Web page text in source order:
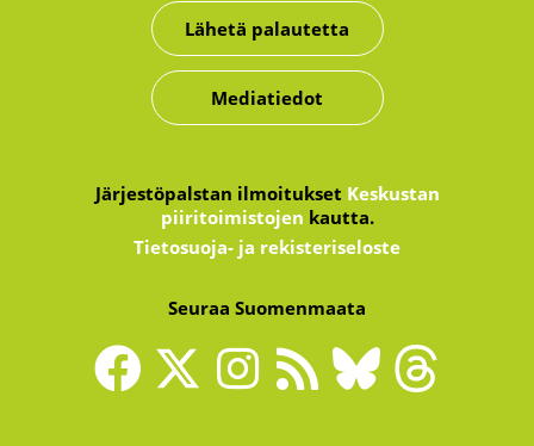
Lähetä palautetta
Mediatiedot
Järjestöpalstan ilmoitukset Keskustan
piiritoimistojen kautta.
Tietosuoja- ja rekisteriseloste
Seuraa Suomenmaata